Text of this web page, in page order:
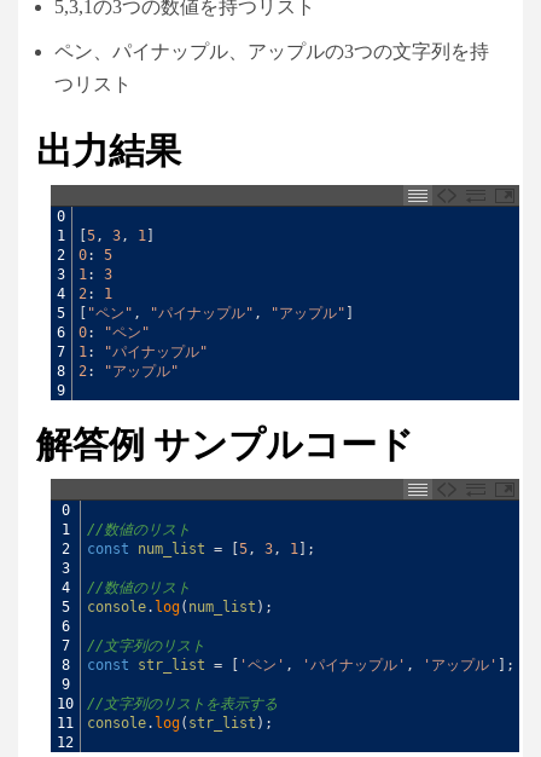
5,3,1の3つの数値を持つリスト
ペン、パイナップル、アップルの3つの文字列を持
つリスト
出力結果
0
1
2
3
4
5
6
7
8
9
[5 , 3 , 1 ]
0:
5
1 :
3
2 :
1
[ "ペン" , "パイナップル" , "アップル" ]
0:
"ペン"
1 :
"パイナップル"
2 : "アップル"
解答例 サンプルコード
0
1
2
3
4
5
6
7
8
9
10
11
12
//数値のリスト
const
num_list = [5 , 3 , 1 ] ;
//数値のリスト
console. log( num_list ) ;
//文字列のリスト
const
str_list = [ 'ペン' , 'パイナップル' , 'アップル' ] ;
//文字列のリストを表示する
console. log( str_list ) ;